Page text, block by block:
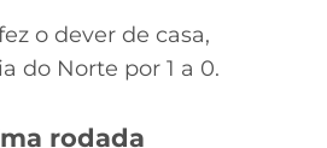
o dever de casa,
do Norte por 1 a 0.
rodada